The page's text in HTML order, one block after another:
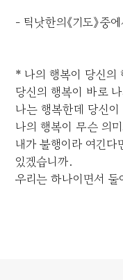
- 틱낫한의《기도》중
* 나의 행복이 당신의
당신의 행복이 바로
나는 행복한데 당신
나의 행복이 무슨 의
내가 불행이라 여긴
있겠습니까.
우리는 하나이면서